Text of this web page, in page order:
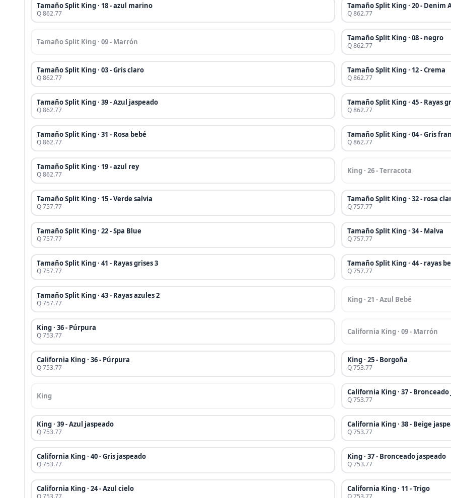
Tamaño Split King · 18 - azul marino
Q 862.77
Tamaño Split King · 20 - Denim
Q 862.77
Tamaño Split King · 09 - Marrón Tamaño Split King · 08 - negro
Q 862.77
Tamaño Split King · 03 - Gris claro
Q 862.77
Tamaño Split King · 12 - Crema
Q 862.77
Tamaño Split King · 39 - Azul jaspeado
Q 862.77
Tamaño Split King · 45 - Rayas
Q 862.77
Tamaño Split King · 31 - Rosa bebé
Q 862.77
Tamaño Split King · 04 - Gris
Q 862.77
Tamaño Split King · 19 - azul rey
Q 862.77 King · 26 - Terracota
Tamaño Split King · 15 - Verde salvia
Q 757.77
Tamaño Split King · 32 - rosa
Q 757.77
Tamaño Split King · 22 - Spa Blue
Q 757.77
Tamaño Split King · 34 - Malva
Q 757.77
Tamaño Split King · 41 - Rayas grises 3
Q 757.77
Tamaño Split King · 44 - rayas
Q 757.77
Tamaño Split King · 43 - Rayas azules 2
Q 757.77 King · 21 - Azul Bebé
King · 36 - Púrpura
Q 753.77 California King · 09 - Marrón
California King · 36 - Púrpura
Q 753.77
King · 25 - Borgoña
Q 753.77
King California King · 37 -
Q 753.77
King · 39 - Azul jaspeado
Q 753.77
California King · 38 - Beige
Q 753.77
California King · 40 - Gris jaspeado
Q 753.77
King · 37 - Bronceado jaspeado
Q 753.77
California King · 24 - Azul cielo
Q 753.77
California King · 11 - Trigo
Q 753.77